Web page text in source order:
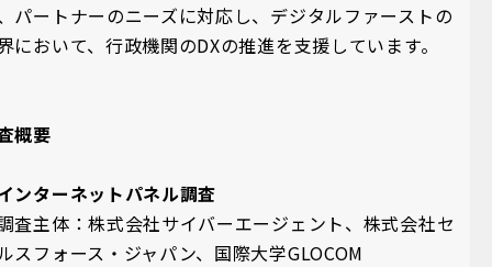
パートナーのニーズに対応し、デジタルファーストの
において、行政機関のDXの推進を支援しています。
概要
ンターネットパネル調査
査主体：株式会社サイバーエージェント、株式会社セ
スフォース・ジャパン、国際大学GLOCOM